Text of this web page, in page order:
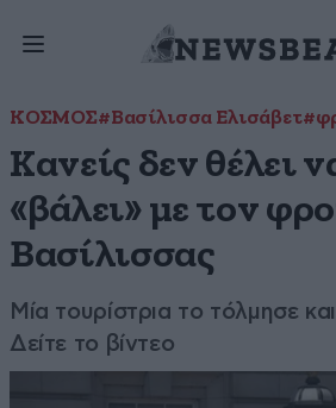
ΚΟΣΜΟΣ#Βασίλισσα Ελισάβετ
Κανείς δεν θέλει
«βάλει» με τον
Βασίλισσας
Μία τουρίστρια το τόλμησε
Δείτε το βίντεο